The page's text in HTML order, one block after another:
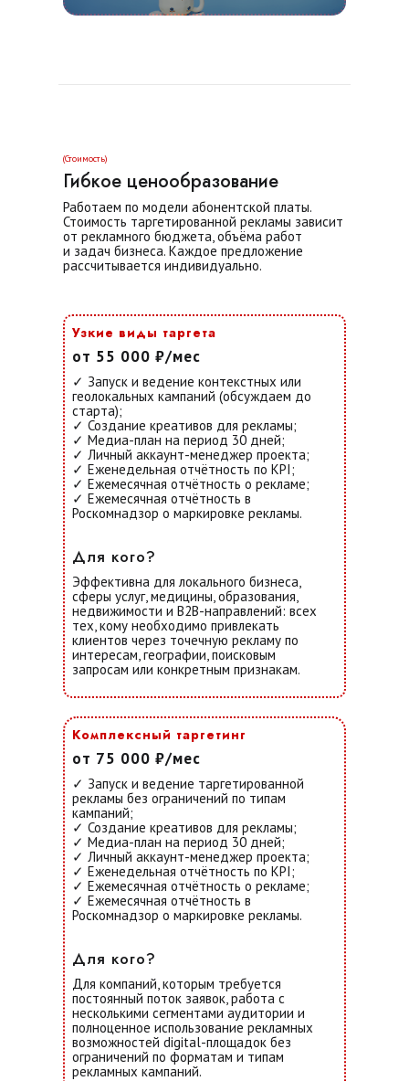
Работаем по модели абонентской платы.
Стоимость таргетированной рекламы зависит
от рекламного бюджета, объёма работ
и задач бизнеса. Каждое предложение
рассчитывается индивидуально.
Гибкое ценообразование
(Стоимость)
от 55 000 ₽/мес
Для кого?
Узкие виды таргета
от 75 000 ₽/мес
Комплексный таргетинг
✓ Запуск и ведение таргетированной
рекламы без ограничений по типам
кампаний;
✓ Создание креативов для рекламы;
✓ Медиа-план на период 30 дней;
✓ Личный аккаунт-менеджер проекта;
✓ Еженедельная отчётность по KPI;
✓ Ежемесячная отчётность о рекламе;
✓ Ежемесячная отчётность в
Роскомнадзор о маркировке рекламы.
✓ Запуск и ведение контекстных или
геолокальных кампаний (обсуждаем до
старта);
✓ Создание креативов для рекламы;
✓ Медиа-план на период 30 дней;
✓ Личный аккаунт-менеджер проекта;
✓ Еженедельная отчётность по KPI;
✓ Ежемесячная отчётность о рекламе;
✓ Ежемесячная отчётность в
Роскомнадзор о маркировке рекламы.
Эффективна для локального бизнеса,
сферы услуг, медицины, образования,
недвижимости и B2B-направлений: всех
тех, кому необходимо привлекать
клиентов через точечную рекламу по
интересам, географии, поисковым
запросам или конкретным признакам.
Для компаний, которым требуется
постоянный поток заявок, работа с
несколькими сегментами аудитории и
полноценное использование рекламных
возможностей digital-площадок без
ограничений по форматам и типам
рекламных кампаний.
Для кого?